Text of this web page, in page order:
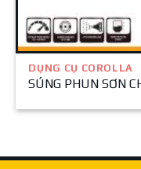
DỤNG CỤ COROLLA
SÚNG PHUN SƠN